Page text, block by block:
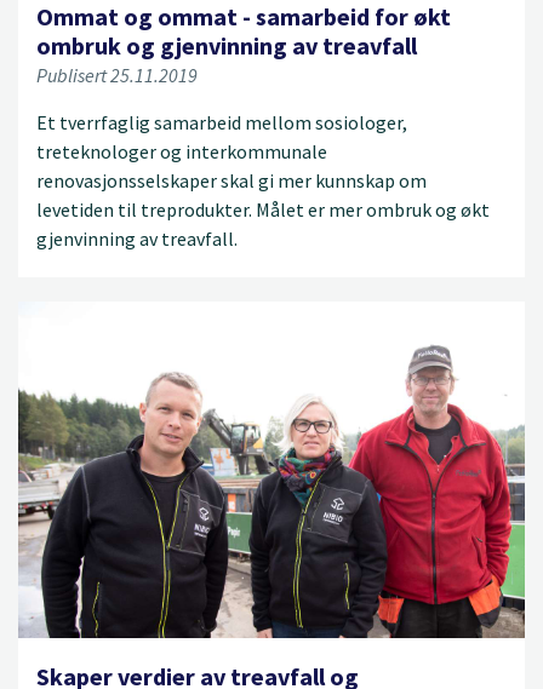
Ommat og ommat - samarbeid for økt
ombruk og gjenvinning av treavfall
Publisert 25.11.2019
Et tverrfaglig samarbeid mellom sosiologer,
treteknologer og interkommunale
renovasjonsselskaper skal gi mer kunnskap om
levetiden til treprodukter. Målet er mer ombruk og økt
gjenvinning av treavfall.
Skaper verdier av treavfall og